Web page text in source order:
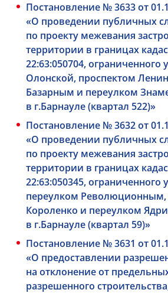
Постановление № 3633 от
«О проведении публичных
по проекту межевания
территории в границах
22:63:050704,
Олонской, проспектом
Базарным и переулком
в г.Барнауле (квартал 522)»
Постановление № 3632 от
«О проведении публичных
по проекту межевания
территории в границах
22:63:050345, ограниченного
переулком Революционным,
Короленко и переулком
в г.Барнауле (квартал 59)»
Постановление № 3631 от
«О предоставлении
на отклонение от
разрешенного